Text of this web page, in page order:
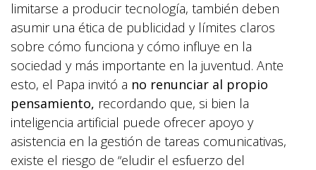
limitarse a producir tecnología, también deben
asumir una ética de publicidad y límites claros
sobre cómo funciona y cómo influye en la
sociedad y más importante en la juventud. Ante
esto, el Papa invitó a no renunciar al propio
pensamiento, recordando que, si bien la
inteligencia artificial puede ofrecer apoyo y
asistencia en la gestión de tareas comunicativas,
existe el riesgo de “eludir el esfuerzo del